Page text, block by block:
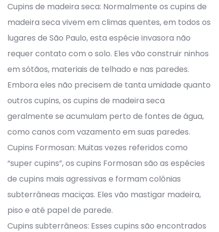
Cupins de madeira seca: Normalmente os cupins de
madeira seca vivem em climas quentes, em todos os
lugares de São Paulo, esta espécie invasora não
requer contato com o solo. Eles vão construir ninhos
em sótãos, materiais de telhado e nas paredes.
Embora eles não precisem de tanta umidade quanto
outros cupins, os cupins de madeira seca
geralmente se acumulam perto de fontes de água,
como canos com vazamento em suas paredes.
Cupins Formosan: Muitas vezes referidos como
“super cupins”, os cupins Formosan são as espécies
de cupins mais agressivas e formam colônias
subterrâneas maciças. Eles vão mastigar madeira,
piso e até papel de parede.
Cupins subterrâneos: Esses cupins são encontrados